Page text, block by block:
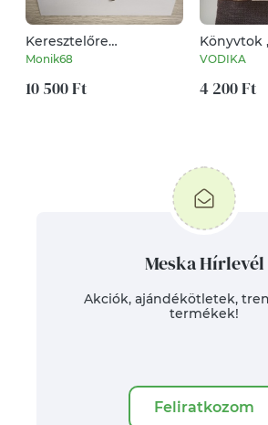
Keresztelőre
ajándékdoboz
Monik68
10 500 Ft
Könyvtok
tacskó
VODIKA
4 200 Ft
Meska Hírlevél
Akciók, ajándékötletek,
termékek!
Feliratkozom